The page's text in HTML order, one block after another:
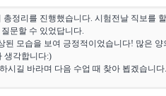
정리를 진행했습니다. 시험전날 직보를
문할 수 있었답니다.
된 모습을 보여 긍정적이었습니다! 많은
생각합니다:)
시길 바라며 다음 수업 때 찾아 뵙겠습니